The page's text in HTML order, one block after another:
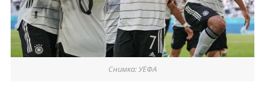
Снимка: УЕФА